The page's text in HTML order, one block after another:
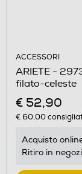
ACCESSORI
ARIETE -
filato-celeste
€ 52,90
€ 60,00
Acquisto
Ritiro in